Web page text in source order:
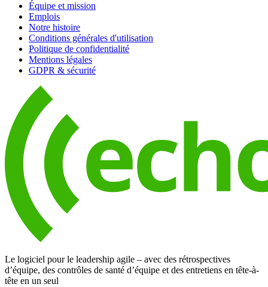
Équipe et mission
Emplois
Notre histoire
Conditions générales d'utilisation
Politique de confidentialité
Mentions légales
GDPR & sécurité
Le logiciel pour le leadership agile – avec des rétrospectives
d’équipe, des contrôles de santé d’équipe et des entretiens en tête-à-
tête en un seul